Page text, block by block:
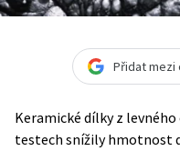
Přidat mezi
Keramické dílky z
testech snížily hmotnost